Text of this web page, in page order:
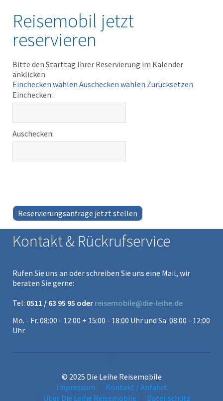
Reisemobil jetzt
reservieren
Bitte den Starttag Ihrer Reservierung im Kalender
anklicken
Einchecken wählen Auschecken wählen Zurücksetzen
Einchecken:
Auschecken:
Reservierungsanfrage jetzt stellen
Kontakt & Rückrufservice
Rufen Sie uns an oder schreiben Sie uns eine Mail, wir
beraten Sie gerne:
Tel: 0511 / 63 95 95 oder reisemobile@die-leihe.de
Mo. - Fr. 08:00 - 12:00 + 15:00 - 18:00 Uhr und Sa. 08:00 - 12:00
Uhr
© 2025 Die Leihe Reisemobile
Impressum
Kontakt / Anfahrt
Über Die Leihe Reisemobile
Datenschutz